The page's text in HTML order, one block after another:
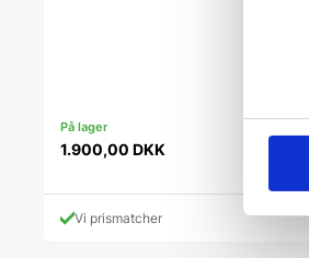
1.900,00 DKK
Vi prismatcher